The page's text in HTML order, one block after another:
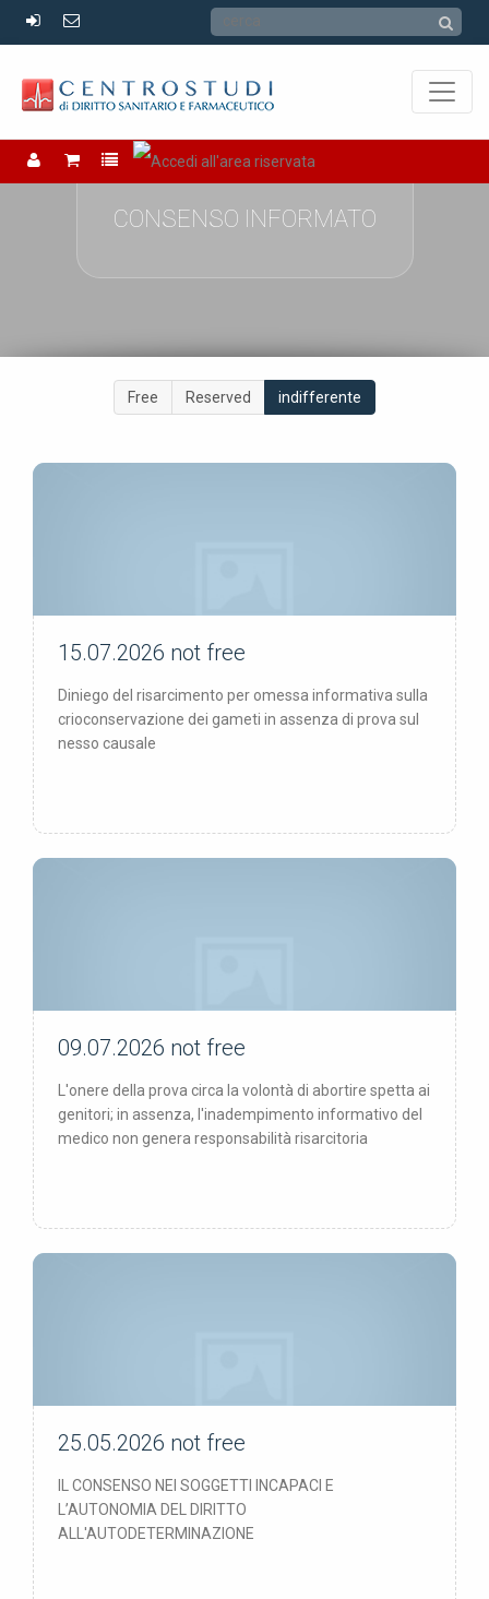
CONSENSO INFORMATO
Free Reserved indifferente
not free
15.07.2026 not free
Diniego del risarcimento per omessa informativa sulla
crioconservazione dei gameti in assenza di prova sul
nesso causale
not free
09.07.2026 not free
L'onere della prova circa la volontà di abortire spetta ai
genitori; in assenza, l'inadempimento informativo del
medico non genera responsabilità risarcitoria
not free
25.05.2026 not free
IL CONSENSO NEI SOGGETTI INCAPACI E
L’AUTONOMIA DEL DIRITTO
ALL'AUTODETERMINAZIONE